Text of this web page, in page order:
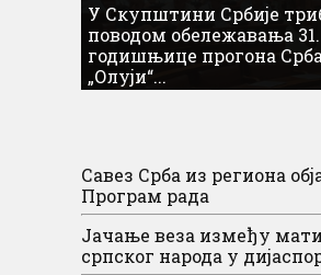
У Скупштини Србије
поводом обележавања 31.
годишњице прогона
„Олуји“...
Савез Срба из региона
Програм рада
Јачање веза између
српског народа у